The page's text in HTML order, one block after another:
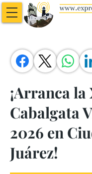
¡Arranca
Cabalgata
2026 en
Juárez!